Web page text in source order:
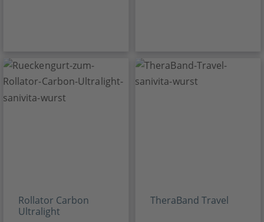
Rollator Carbon
Ultralight
TheraBand Travel